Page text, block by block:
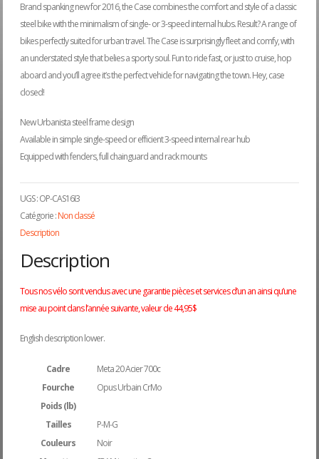
Brand spanking new for 2016, the Case combines the comfort and style of a classic
steel bike with the minimalism of single- or 3-speed internal hubs. Result? A range of
bikes perfectly suited for urban travel. The Case is surprisingly fleet and comfy, with
an understated style that belies a sporty soul. Fun to ride fast, or just to cruise, hop
aboard and you’ll agree it’s the perfect vehicle for navigating the town. Hey, case
closed!
New Urbanista steel frame design
Available in simple single-speed or efficient 3-speed internal rear hub
Equipped with fenders, full chainguard and rack mounts
UGS :OP-CAS16I3
Catégorie :Non classé
Description
Description
Tous nos vélo sont vendus avec une garantie pièces et services d’un an ainsi qu’une
mise au point dans l’année suivante, valeur de 44,95$
English description lower.
Cadre
Meta 20 Acier 700c
Fourche
Opus Urbain CrMo
Poids (lb)
Tailles
P-M-G
Couleurs
Noir